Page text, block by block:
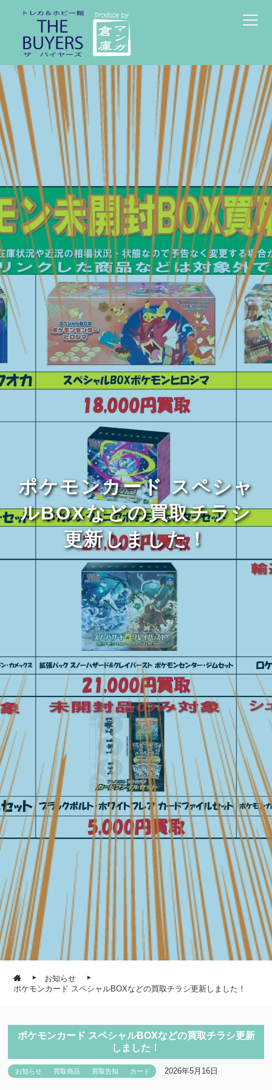
ポケモンカード スペシャ
ルBOXなどの買取チラシ
更新しました！
お知らせ
ポケモンカード スペシャルBOXなどの買取チラシ更新しました！
ポケモンカード スペシャルBOXなどの買取チラシ更新
しました！
お知らせ 買取商品 買取告知 カード 2026年5月16日